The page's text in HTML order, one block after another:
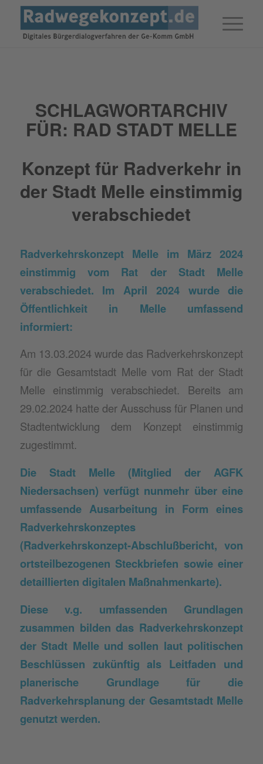
SCHLAGWORTARCHIV
FÜR: RAD STADT MELLE
Konzept für Radverkehr in
der Stadt Melle einstimmig
verabschiedet
Radverkehrskonzept Melle im März 2024
einstimmig vom Rat der Stadt Melle
verabschiedet. Im April 2024 wurde die
Öffentlichkeit in Melle umfassend
informiert:
Am 13.03.2024 wurde das Radverkehrskonzept
für die Gesamtstadt Melle vom Rat der Stadt
Melle einstimmig verabschiedet. Bereits am
29.02.2024 hatte der Ausschuss für Planen und
Stadtentwicklung dem Konzept einstimmig
zugestimmt.
Die Stadt Melle (Mitglied der AGFK
Niedersachsen) verfügt nunmehr über eine
umfassendeAusarbeitung in Form eines
Radverkehrskonzeptes
(Radverkehrskonzept-Abschlußbericht, von
ortsteilbezogenen Steckbriefen sowie einer
detaillierten digitalen Maßnahmenkarte).
Diese v.g. umfassenden Grundlagen
zusammen bilden das Radverkehrskonzept
der Stadt Melle und sollen laut politischen
Beschlüssen zukünftig als Leitfaden und
planerische Grundlage für die
Radverkehrsplanung der Gesamtstadt Melle
genutzt werden.